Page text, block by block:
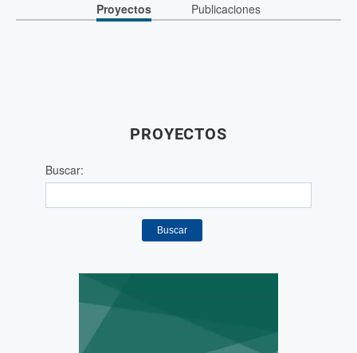
Proyectos Publicaciones
PROYECTOS
Buscar:
Buscar